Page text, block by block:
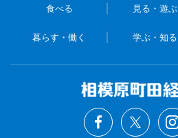
食べる 見る・遊ぶ
暮らす・働く 学ぶ・知る